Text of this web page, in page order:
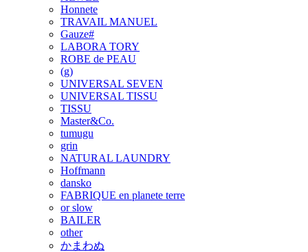
Honnete
TRAVAIL MANUEL
Gauze#
LABORA TORY
ROBE de PEAU
(g)
UNIVERSAL SEVEN
UNIVERSAL TISSU
TISSU
Master&Co.
tumugu
grin
NATURAL LAUNDRY
Hoffmann
dansko
FABRIQUE en planete terre
or slow
BAILER
other
かまわぬ